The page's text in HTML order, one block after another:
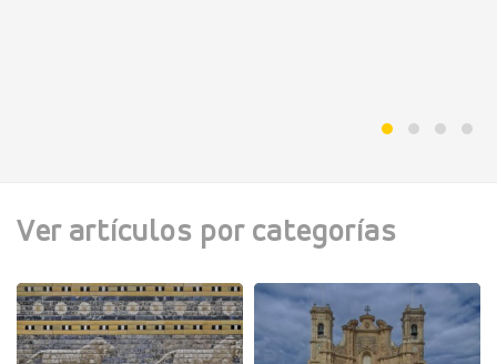
Ver artículos por categorías